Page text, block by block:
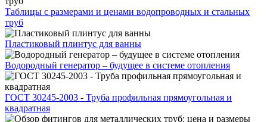
Таблицы с размерами и ценами водопроводных и стальных
труб
Пластиковый плинтус для ванны
Водородный генератор – будущее в системе отопления
ГОСТ 30245-2003 - Труба профильная прямоугольная и
квадратная